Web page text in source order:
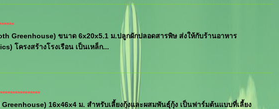
Greenhouse) ขนาด 6x20x5.1 ม.ปลูกผักปลอดสารพิษ ส่งให้กับร้านอาหาร
โครงสร้างโรงเรือน เป็นเหล็ก...
16x46x4 ม. สำหรับเลี้ยงกุ้งและผสมพันธุ์กุ้ง เป็นฟาร์มต้นแบบที่เลี้ยง